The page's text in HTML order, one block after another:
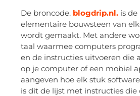
De broncode. blogdrip.nl. is de
elementaire bouwsteen van
wordt gemaakt. Met andere
taal waarmee computers
en de instructies uitvoeren die
op je computer of een mobiel
aangeven hoe elk stuk
is dit de lijst met instructies die